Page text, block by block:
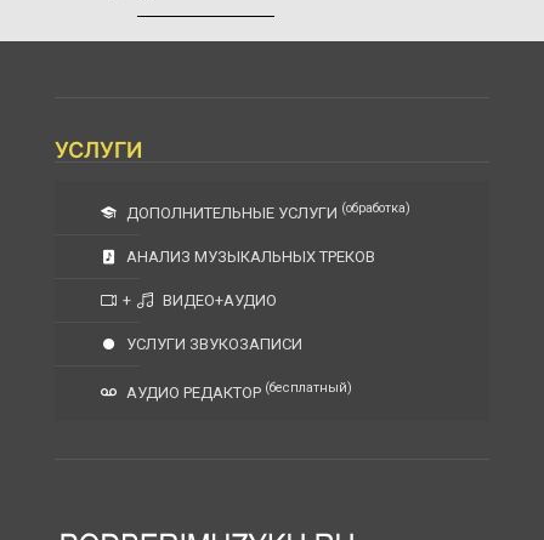
УСЛУГИ
ДОПОЛНИТЕЛЬНЫЕ УСЛУГИ (обработка)
АНАЛИЗ МУЗЫКАЛЬНЫХ ТРЕКОВ
+ ВИДЕО+АУДИО
УСЛУГИ ЗВУКОЗАПИСИ
АУДИО РЕДАКТОР (бесплатный)